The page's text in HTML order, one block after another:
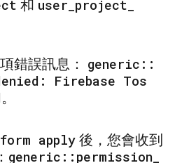
和 user project
錯誤訊息： generic ::
Firebase Tos
。
apply 後，您會收到
generic :: permission